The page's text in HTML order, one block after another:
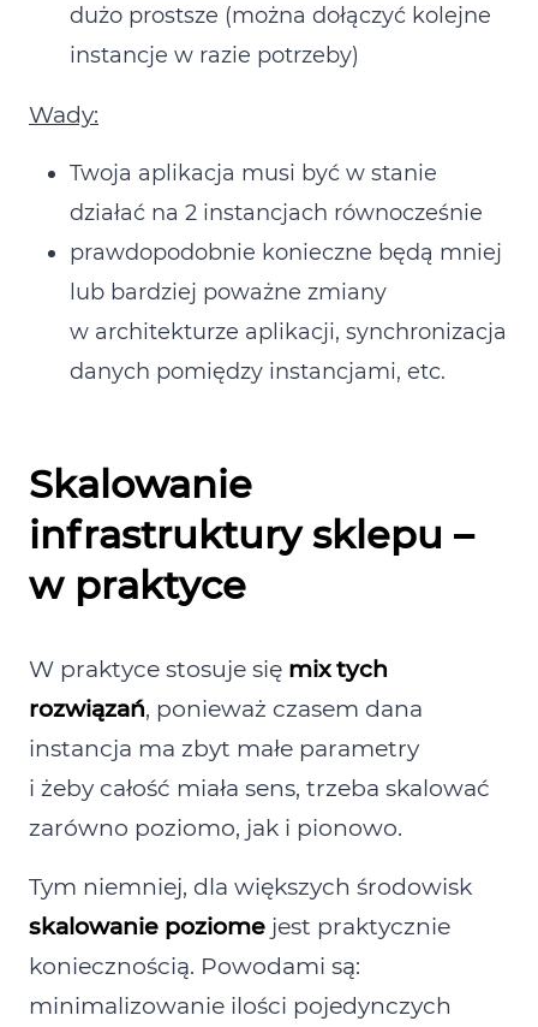
dużo prostsze (można dołączyć kolejne
instancje w razie potrzeby)
Wady:
Twoja aplikacja musi być w stanie
działać na 2 instancjach równocześnie
prawdopodobnie konieczne będą mniej
lub bardziej poważne zmiany
w architekturze aplikacji, synchronizacja
danych pomiędzy instancjami, etc.
Skalowanie
infrastruktury sklepu –
w praktyce
W praktyce stosuje się mix tych
rozwiązań, ponieważ czasem dana
instancja ma zbyt małe parametry
i żeby całość miała sens, trzeba skalować
zarówno poziomo, jak i pionowo.
Tym niemniej, dla większych środowisk
skalowanie poziome jest praktycznie
koniecznością. Powodami są:
minimalizowanie ilości pojedynczych